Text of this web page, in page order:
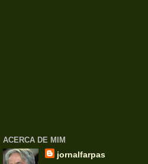
ACERCA DE MIM
jornalfarpas